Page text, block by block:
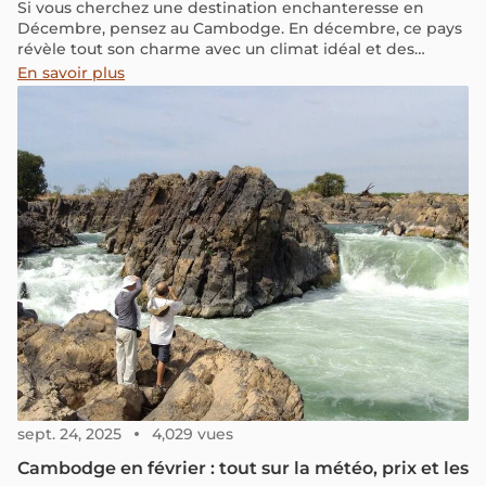
Si vous cherchez une destination enchanteresse en
Décembre, pensez au Cambodge. En décembre, ce pays
révèle tout son charme avec un climat idéal et des
paysages magnifiques, notamment les impressionnants
temples d'Angkor. Joignez-vous à nous pour explorer
En savoir plus
sept. 24, 2025 4,029 vues
Cambodge en février : tout sur la météo, prix et les